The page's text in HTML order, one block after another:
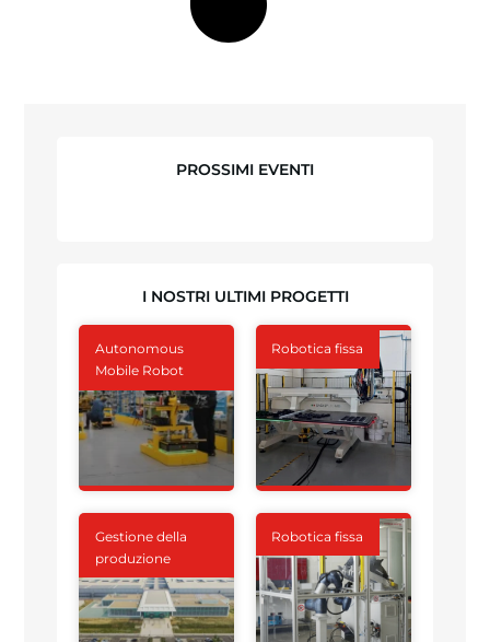
PROSSIMI EVENTI
I NOSTRI ULTIMI PROGETTI
Autonomous
Mobile Robot
Robotica fissa
Gestione della
produzione
Robotica fissa